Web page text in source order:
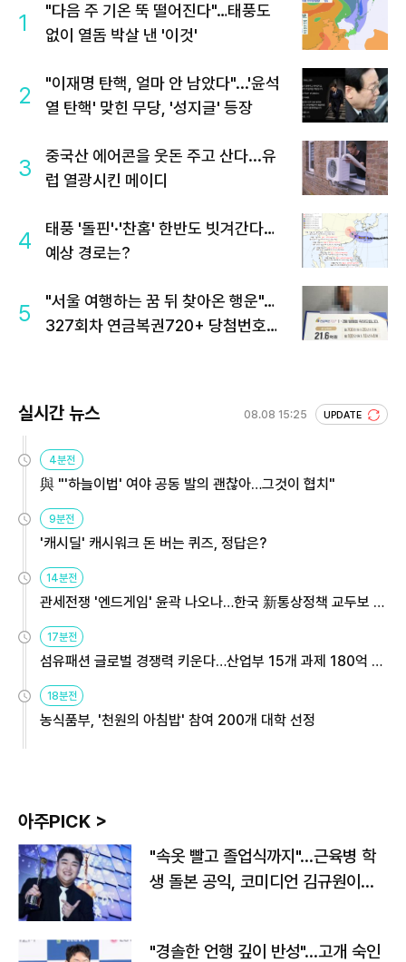
1
"다음 주 기온 뚝 떨어진다"…태풍도
없이 열돔 박살 낸 '이것'
2
"이재명 탄핵, 얼마 안 남았다"...'윤석
열 탄핵' 맞힌 무당, '성지글' 등장
3
중국산 에어콘을 웃돈 주고 산다...유
럽 열광시킨 메이디
4
태풍 '돌핀'·'찬홈' 한반도 빗겨간다…
예상 경로는?
5
"서울 여행하는 꿈 뒤 찾아온 행운"…
327회차 연금복권720+ 당첨번호조
실시간 뉴스 08.08 15:25 UPDATE
4분전
與 "'하늘이법' 여야 공동 발의 괜찮아…그것이 협치"
9분전
'캐시딜' 캐시워크 돈 버는 퀴즈, 정답은?
14분전
관세전쟁 '엔드게임' 윤곽 나오나…한국 新통상정책 교두보 활
용해야
17분전
섬유패션 글로벌 경쟁력 키운다…산업부 15개 과제 180억 지
원
18분전
농식품부, '천원의 아침밥' 참여 200개 대학 선정
아주PICK >
"속옷 빨고 졸업식까지"…근육병 학
생 돌본 공익, 코미디언 김규원이었
"경솔한 언행 깊이 반성"…고개 숙인